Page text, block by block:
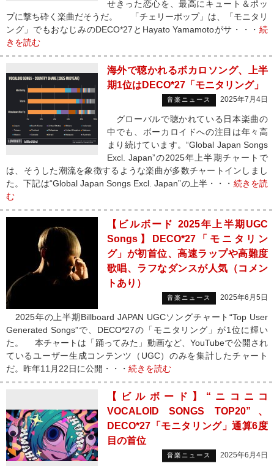
せきった恋心を、最高にキュート＆ポッ
プに撃ち砕く楽曲だそうだ。 「チェリーポップ」は、「モニタリ
ング」でもおなじみのDECO*27とHayato Yamamotoがサ・・・ 続
きを読む
海外で聴かれるボカロソング、上半
期1位はDECO*27「モニタリング」
音楽ニュース 2025年7月4日
グローバルで聴かれている日本楽曲の
中でも、ボーカロイドへの注目は年々高
まり続けています。“Global Japan Songs
Excl. Japan”の2025年上半期チャートで
は、そうした潮流を象徴するような楽曲が多数チャートインしまし
た。下記は“Global Japan Songs Excl. Japan”の上半・・・ 続きを読
む
【ビルボード 2025年上半期UGC
Songs】DECO*27「モニタリン
グ」が初首位、高速ラップや高難度
歌唱、ラフなダンスが人気（コメン
トあり）
音楽ニュース 2025年6月5日
2025年の上半期Billboard JAPAN UGCソングチャート“Top User
Generated Songs”で、DECO*27の「モニタリング」が1位に輝い
た。 本チャートは「踊ってみた」動画など、YouTubeで公開され
ているユーザー生成コンテンツ（UGC）のみを集計したチャート
だ。昨年11月22日に公開・・・ 続きを読む
【ビルボード】“ニコニコ
VOCALOID SONGS TOP20”、
DECO*27「モニタリング」通算6度
目の首位
音楽ニュース 2025年6月4日